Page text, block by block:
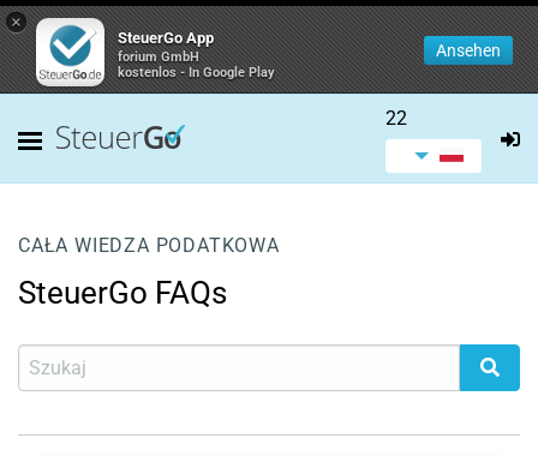
×
SteuerGo App
forium GmbH
kostenlos - In Google Play
Ansehen
22
CAŁA WIEDZA PODATKOWA
SteuerGo FAQs